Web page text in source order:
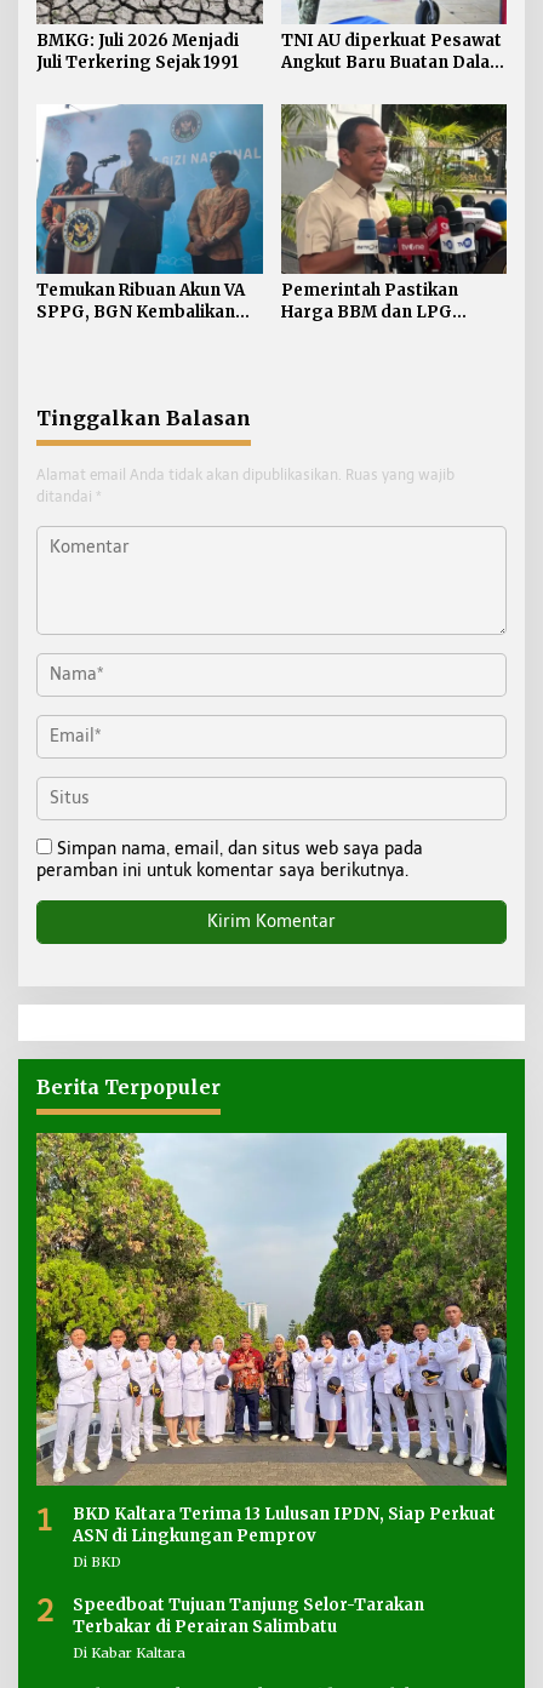
BMKG: Juli 2026 Menjadi
Juli Terkering Sejak 1991
TNI AU diperkuat Pesawat
Angkut Baru Buatan Dalam
Temukan Ribuan Akun VA
SPPG, BGN Kembalikan
Pemerintah Pastikan
Harga BBM dan LPG
Tinggalkan Balasan
Alamat email Anda tidak akan dipublikasikan. Ruas yang wajib
ditandai *
Simpan nama, email, dan situs web saya pada
peramban ini untuk komentar saya berikutnya.
Berita Terpopuler
1
BKD Kaltara Terima 13 Lulusan IPDN, Siap Perkuat
ASN di Lingkungan Pemprov
Di BKD
2
Speedboat Tujuan Tanjung Selor-Tarakan
Terbakar di Perairan Salimbatu
Di Kabar Kaltara